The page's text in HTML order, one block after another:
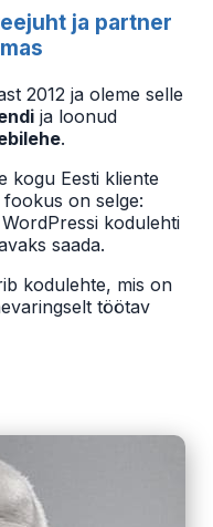
ja partner
2012 ja oleme selle
ja loonud
.
kogu Eesti kliente
on selge:
kodulehti
saada.
kodulehte, mis on
töötav